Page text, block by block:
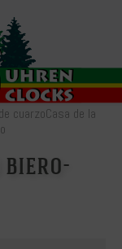
cuarzoCasa de la